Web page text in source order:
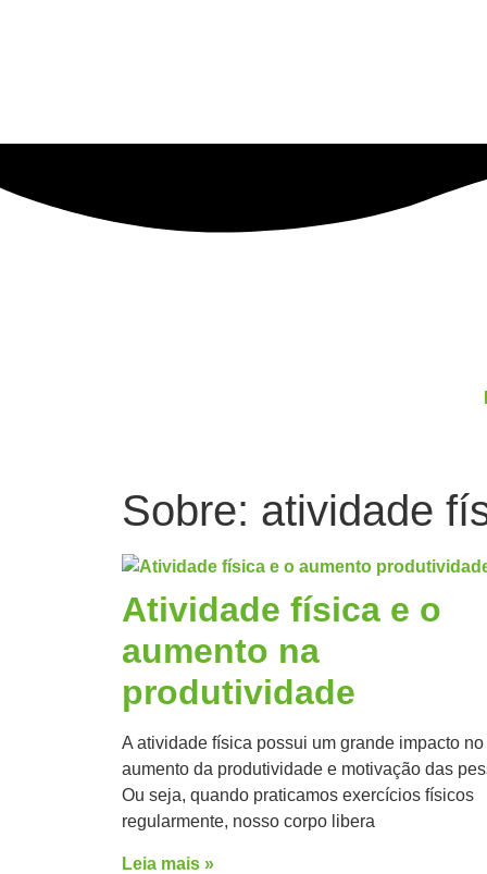
Sobre: atividade
Atividade física e o
aumento na
produtividade
A atividade física possui um grande impacto no
aumento da produtividade e motivação das
Ou seja, quando praticamos exercícios físicos
regularmente, nosso corpo libera
Leia mais »